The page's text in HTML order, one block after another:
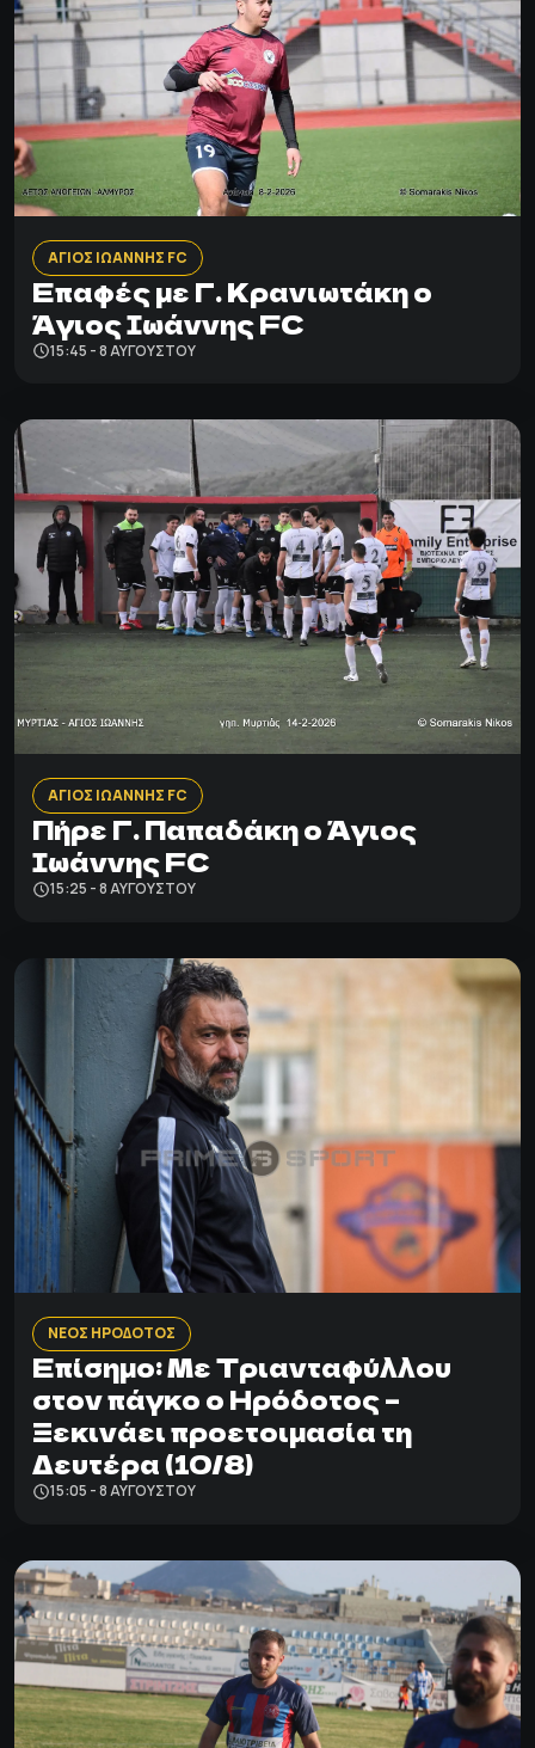
ΑΓΙΟΣ ΙΩΑΝΝΗΣ FC
Επαφές με Γ. Κρανιωτάκη ο
Άγιος Ιωάννης FC
15:45 - 8 ΑΥΓΟΎΣΤΟΥ
ΑΓΙΟΣ ΙΩΑΝΝΗΣ FC
Πήρε Γ. Παπαδάκη ο Άγιος
Ιωάννης FC
15:25 - 8 ΑΥΓΟΎΣΤΟΥ
ΝΕΟΣ ΗΡΟΔΟΤΟΣ
Επίσημο: Με Τριανταφύλλου
στον πάγκο ο Ηρόδοτος –
Ξεκινάει προετοιμασία τη
Δευτέρα (10/8)
15:05 - 8 ΑΥΓΟΎΣΤΟΥ